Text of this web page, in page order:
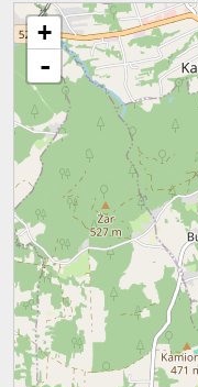
+
-